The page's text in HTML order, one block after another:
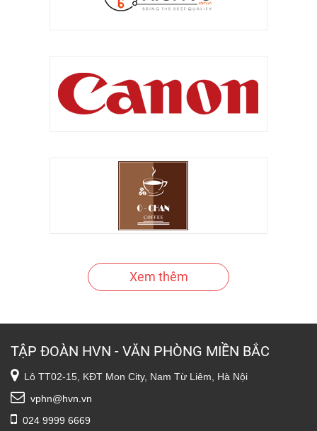
Xem thêm
TẬP ĐOÀN HVN - VĂN PHÒNG MIỀN BẮC
Lô TT02-15, KĐT Mon City, Nam Từ Liêm, Hà Nội
vphn@hvn.vn
024 9999 6669